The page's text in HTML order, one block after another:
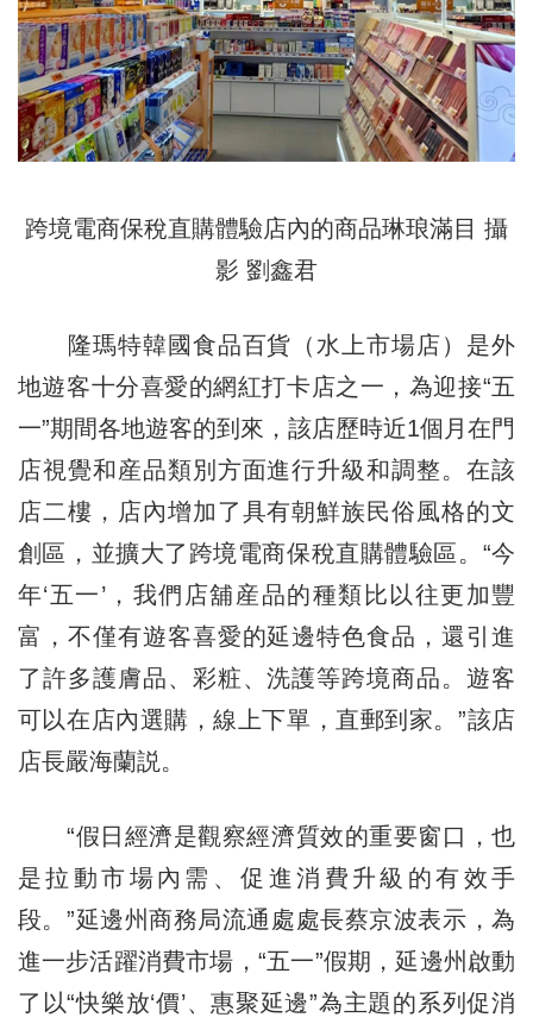
跨境電商保稅直購體驗店內的商品琳琅滿目 攝
影 劉鑫君
隆瑪特韓國食品百貨（水上市場店）是外
地遊客十分喜愛的網紅打卡店之一，為迎接“五
一”期間各地遊客的到來，該店歷時近1個月在門
店視覺和産品類別方面進行升級和調整。在該
店二樓，店內增加了具有朝鮮族民俗風格的文
創區，並擴大了跨境電商保稅直購體驗區。“今
年‘五一’，我們店舖産品的種類比以往更加豐
富，不僅有遊客喜愛的延邊特色食品，還引進
了許多護膚品、彩粧、洗護等跨境商品。遊客
可以在店內選購，線上下單，直郵到家。”該店
店長嚴海蘭説。
“假日經濟是觀察經濟質效的重要窗口，也
是拉動市場內需、促進消費升級的有效手
段。”延邊州商務局流通處處長蔡京波表示，為
進一步活躍消費市場，“五一”假期，延邊州啟動
了以“快樂放‘價’、惠聚延邊”為主題的系列促消